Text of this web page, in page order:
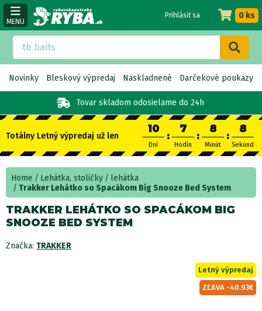
MENU
Tovar skladom odosielame do 24h
Prihlásiť sa 0 ks
Novinky Bleskový výpredaj Naskladnené Darčekové poukazy
Totálny Letný výpredaj už len
10
Dní
:
7
Hodín
:
8
Minút
:
7
Sekúnd
Home Lehátka, stoličky
lehátka
Trakker Lehátko so Spacákom Big Snooze Bed System
TRAKKER LEHÁTKO SO SPACÁKOM BIG
SNOOZE BED SYSTEM
Značka: TRAKKER
Letný výpredaj
ZĽAVA -40.93€